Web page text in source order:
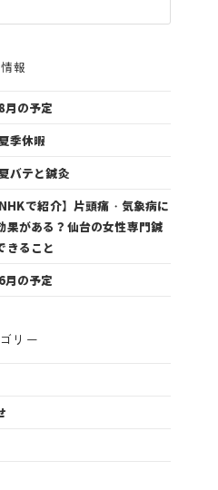
報
の予定
季休暇
バテと鍼灸
で紹介】片頭痛・気象病に
果がある？仙台の女性専門鍼
きること
の予定
リー